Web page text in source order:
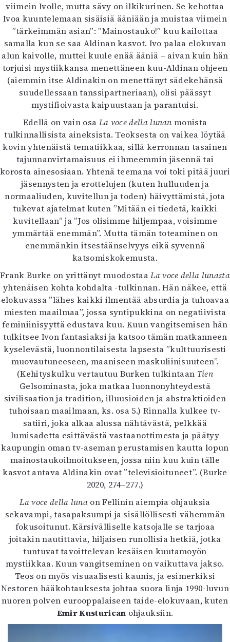
viimein Ivolle, mutta sävy on ilkikurinen. Se kehottaa
Ivoa kuuntelemaan sisäisiä ääniään ja muistaa viimein
”tärkeimmän asian”: ”Mainostauko!” kuu kailottaa
samalla kun se saa Aldinan kasvot. Ivo palaa elokuvan
alun kaivolle, muttei kuule enää ääniä – aivan kuin hän
torjuisi mystiikkansa menettäneen kuu-Aldinan ohjeen
(aiemmin itse Aldinakin on menettänyt sädekehänsä
suudellessaan tanssipartneriaan), olisi päässyt
mystifioivasta kaipuustaan ja parantuisi.
Edellä on vain osa La voce della lunan monista
tulkinnallisista aineksista. Teoksesta on vaikea löytää
kovin yhtenäistä tematiikkaa, sillä kerronnan tasainen
tajunnanvirtamaisuus ei ihmeemmin jäsennä tai
korosta ainesosiaan. Yhtenä teemana voi toki pitää juuri
jäsennysten ja erottelujen (kuten hulluuden ja
normaaliuden, kuvitellun ja toden) häivyttämistä, jota
tukevat ajatelmat kuten ”Mitään ei tiedetä, kaikki
kuvitellaan” ja ”Jos olisimme hiljempaa, voisimme
ymmärtää enemmän”. Mutta tämän toteaminen on
enemmänkin itsestäänselvyys eikä syvennä
katsomiskokemusta.
Frank Burke on yrittänyt muodostaaLa voce della lunasta
yhtenäisen kohta kohdalta -tulkinnan. Hän näkee, että
elokuvassa ”lähes kaikki ilmentää absurdia ja tuhoavaa
miesten maailmaa”, jossa syntipukkina on negatiivista
feminiinisyyttä edustava kuu. Kuun vangitsemisen hän
tulkitsee Ivon fantasiaksi ja katsoo tämän matkanneen
kyselevästä, luonnontilaisesta lapsesta ”kulttuurisesti
muovautuneeseen, maaniseen maskuliinisuuteen”.
(Kehityskulku vertautuu Burken tulkintaan Tien
Gelsominasta, joka matkaa luonnonyhteydestä
sivilisaation ja tradition, illuusioiden ja abstraktioiden
tuhoisaan maailmaan, ks. osa 5.) Rinnalla kulkee tv-
satiiri, joka alkaa alussa nähtävästä, pelkkää
lumisadetta esittävästä vastaanottimesta ja päätyy
kaupungin oman tv-aseman perustamisen kautta lopun
mainostaukoilmoitukseen, jossa niin kuu kuin tälle
kasvot antava Aldinakin ovat ”televisioituneet”. (Burke
2020, 274–277.)
La voce della luna on Fellinin aiempia ohjauksia
sekavampi, tasapaksumpi ja sisällöllisesti vähemmän
fokusoitunut. Kärsivälliselle katsojalle se tarjoaa
joitakin nautittavia, hiljaisen runollisia hetkiä, jotka
tuntuvat tavoittelevan kesäisen kuutamoyön
mystiikkaa. Kuun vangitseminen on vaikuttava jakso.
Teos on myös visuaalisesti kaunis, ja esimerkiksi
Nestoren hääkohtauksesta johtaa suora linja 1990-luvun
nuoren polven eurooppalaiseen taide-elokuvaan, kuten
Emir Kusturican ohjauksiin.